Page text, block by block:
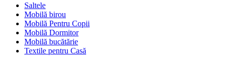
Saltele
Mobilă birou
Mobilă Pentru Copii
Mobilă Dormitor
Mobilă bucătărie
Textile pentru Casă